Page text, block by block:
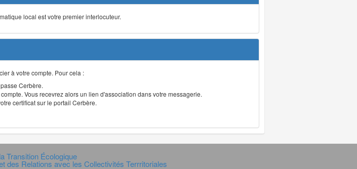
local est votre premier interlocuteur.
à votre compte. Pour cela :
Cerbère.
Vous recevrez alors un lien d'association dans votre messagerie.
certificat sur le portail Cerbère.
Transition Écologique
des Relations avec les Collectivités Terrritoriales